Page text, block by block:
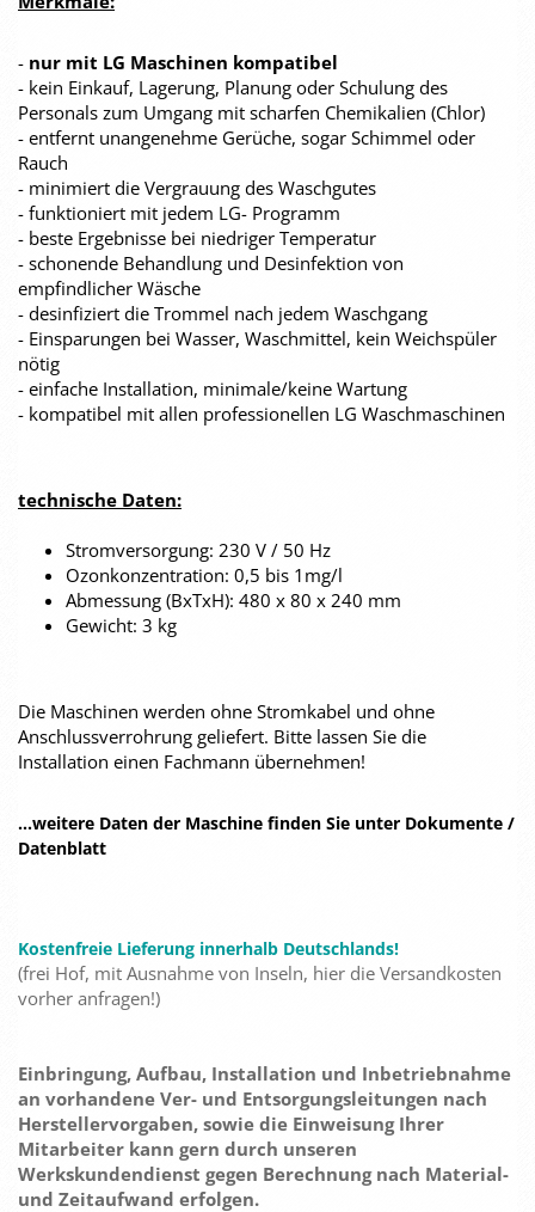
- nur mit LG Maschinen kompatibel
- kein Einkauf, Lagerung, Planung oder Schulung des
Personals zum Umgang mit scharfen Chemikalien (Chlor)
- entfernt unangenehme Gerüche, sogar Schimmel oder
Rauch
- minimiert die Vergrauung des Waschgutes
- funktioniert mit jedem LG- Programm
- beste Ergebnisse bei niedriger Temperatur
- schonende Behandlung und Desinfektion von
empfindlicher Wäsche
- desinfiziert die Trommel nach jedem Waschgang
- Einsparungen bei Wasser, Waschmittel, kein Weichspüler
nötig
- einfache Installation, minimale/keine Wartung
- kompatibel mit allen professionellen LG Waschmaschinen
technische Daten:
Stromversorgung: 230 V / 50 Hz
Ozonkonzentration: 0,5 bis 1mg/l
Abmessung (BxTxH): 480 x 80 x 240 mm
Gewicht: 3 kg
Die Maschinen werden ohne Stromkabel und ohne
Anschlussverrohrung geliefert. Bitte lassen Sie die
Installation einen Fachmann übernehmen!
...weitere Daten der Maschine finden Sie unter Dokumente /
Datenblatt
Kostenfreie Lieferung innerhalb Deutschlands!
(frei Hof, mit Ausnahme von Inseln, hier die Versandkosten
vorher anfragen!)
Einbringung, Aufbau, Installation und Inbetriebnahme
an vorhandene Ver- und Entsorgungsleitungen nach
Herstellervorgaben, sowie die Einweisung Ihrer
Mitarbeiter kann gern durch unseren
Werkskundendienst gegen Berechnung nach Material-
und Zeitaufwand erfolgen.